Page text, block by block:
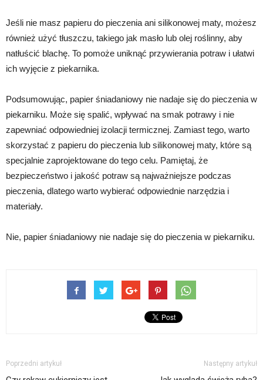
Jeśli nie masz papieru do pieczenia ani silikonowej maty, możesz
również użyć tłuszczu, takiego jak masło lub olej roślinny, aby
natłuścić blachę. To pomoże uniknąć przywierania potraw i ułatwi
ich wyjęcie z piekarnika.
Podsumowując, papier śniadaniowy nie nadaje się do pieczenia w
piekarniku. Może się spalić, wpływać na smak potrawy i nie
zapewniać odpowiedniej izolacji termicznej. Zamiast tego, warto
skorzystać z papieru do pieczenia lub silikonowej maty, które są
specjalnie zaprojektowane do tego celu. Pamiętaj, że
bezpieczeństwo i jakość potraw są najważniejsze podczas
pieczenia, dlatego warto wybierać odpowiednie narzędzia i
materiały.
Nie, papier śniadaniowy nie nadaje się do pieczenia w piekarniku.
Poprzedni artykuł Następny artykuł